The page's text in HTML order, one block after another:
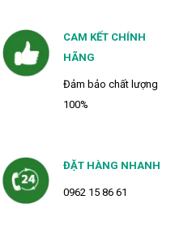
CAM KẾT CHÍNH
HÃNG
Đảm bảo chất lượng
100%
ĐẶT HÀNG NHANH
0962 15 86 61